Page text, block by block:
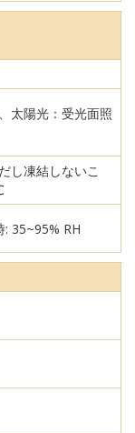
太陽光：受光面照
し凍結しないこ
: 35~95% RH